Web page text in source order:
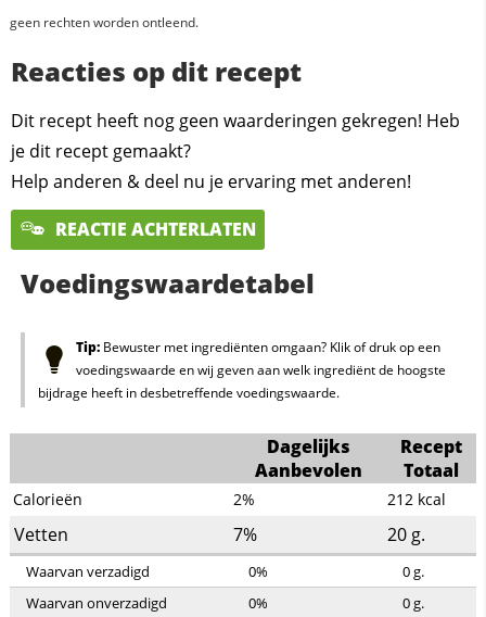
geen rechten worden ontleend.
Reacties op dit recept
Dit recept heeft nog geen waarderingen gekregen! Heb
je dit recept gemaakt?
Help anderen & deel nu je ervaring met anderen!
REACTIE ACHTERLATEN
Voedingswaardetabel
Tip:Bewuster met ingrediënten omgaan? Klik of druk op een
voedingswaarde en wij geven aan welk ingrediënt de hoogste
bijdrage heeft in desbetreffende voedingswaarde.
Dagelijks
Aanbevolen
Recept
Totaal
Calorieën 2% 212 kcal
Vetten 7% 20g.
Waarvan verzadigd 0% 0g.
Waarvan onverzadigd
0% 0g.